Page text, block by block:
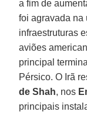
a fim de
foi agravada na
infraestruturas
aviões
principal
Pérsico. O Irã
de Shah, nos
principais